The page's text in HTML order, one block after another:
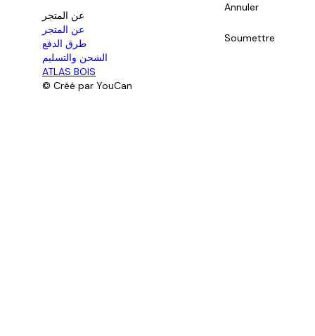
Annuler
Soumettre
ATLAS BOIS
© Créé par YouCan
عن المتجر
عن المتجر
طرق الدفع
الشحن والتسليم